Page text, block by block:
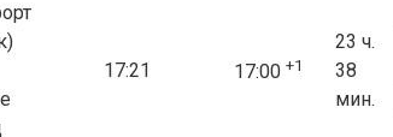
17:21 17:00 +1
23 ч.
38
мин.